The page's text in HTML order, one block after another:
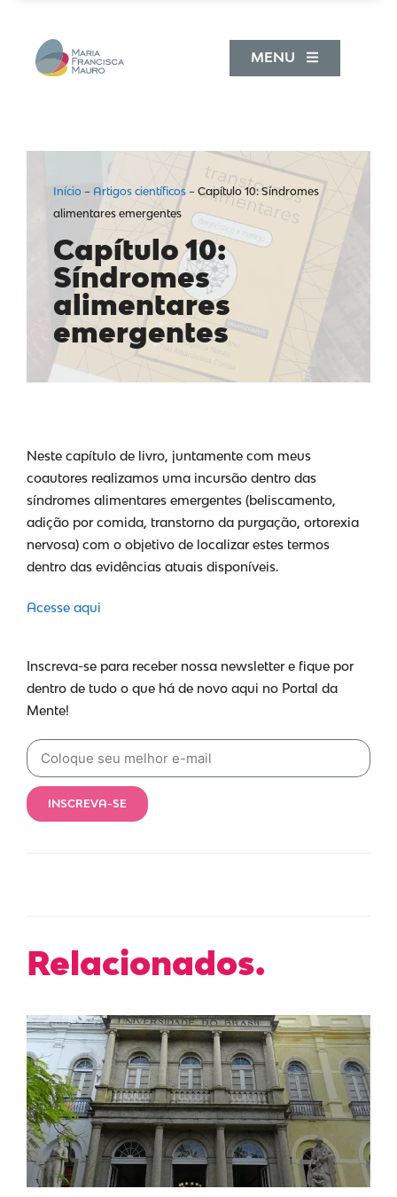
MENU
Início – Artigos científicos – Capítulo 10: Síndromes
alimentares emergentes
Capítulo 10:
Síndromes
alimentares
emergentes
Neste capítulo de livro, juntamente com meus
coautores realizamos uma incursão dentro das
síndromes alimentares emergentes (beliscamento,
adição por comida, transtorno da purgação, ortorexia
nervosa) com o objetivo de localizar estes termos
dentro das evidências atuais disponíveis.
Acesse aqui
Inscreva-se para receber nossa newsletter e fique por
dentro de tudo o que há de novo aqui no Portal da
Mente!
INSCREVA-SE
Relacionados.